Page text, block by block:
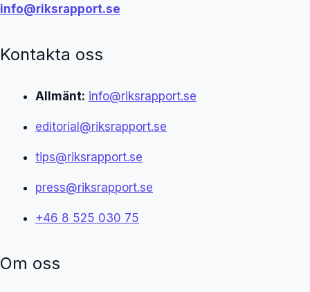
info@riksrapport.se
Kontakta oss
Allmänt: info@riksrapport.se
editorial@riksrapport.se
tips@riksrapport.se
press@riksrapport.se
+46 8 525 030 75
Om oss